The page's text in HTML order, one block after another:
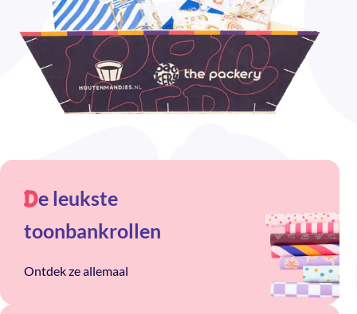
De leukste
toonbankrollen
Ontdek ze allemaal